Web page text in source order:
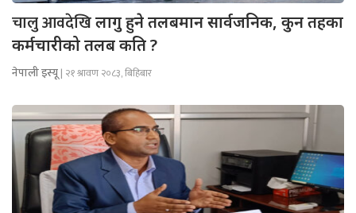
चालु आवदेखिलागु हुने तलबमान सार्वजनिक, कुन तहका
कर्मचारीको तलब कति ?
नेपाली इस्यू| २१ श्रावण २०८३, बिहिबार